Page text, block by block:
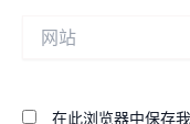
在此浏览器中保存